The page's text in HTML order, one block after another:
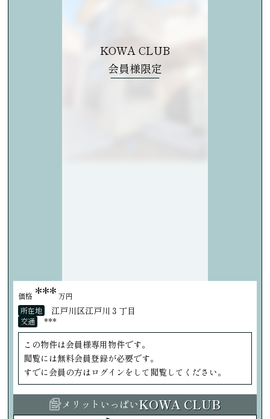
KOWA CLUB
会員様限定
価格 *** 万円
所在地
江戸川区江戸川３丁目
交通
***
この物件は会員様専用物件です。
閲覧には無料会員登録が必要です。
すでに会員の方はログインをして閲覧してください。
メリットいっぱいKOWA CLUB